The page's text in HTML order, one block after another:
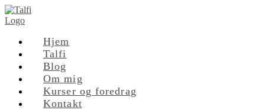
Skip
to
Hjem
Talfi
Blog
Om mig
Kurser og foredrag
Kontakt